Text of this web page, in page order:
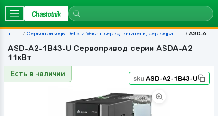
Chastotnik
Сервоприводы Delta и Veichi: серводвигатели, серводрайверы, комплекты — цены | Chastotnik.ua ASD-A2-1B43-U
ASD-A2-1B43-U Cервопривод серии ASDA-A2
11кВт
Есть в наличии
sku:ASD-A2-1B43-U